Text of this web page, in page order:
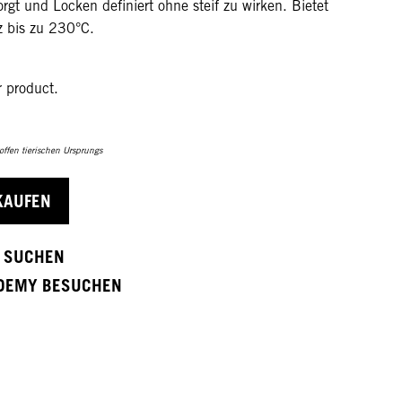
und Locken definiert ohne steif zu wirken. Bietet
bis zu 230°C.
product.
tierischen Ursprungs
BESUCHEN